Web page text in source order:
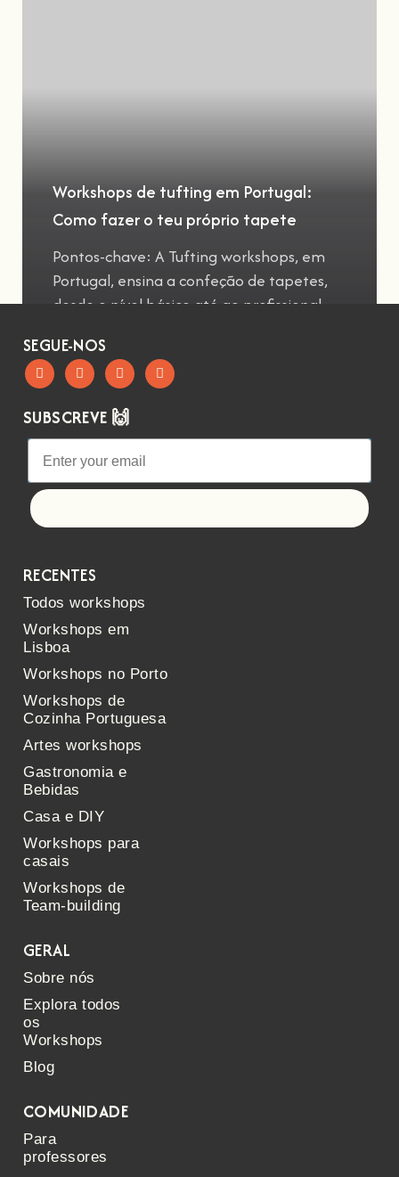
Workshops de tufting em Portugal:
Como fazer o teu próprio tapete
Pontos-chave: A Tufting workshops, em
Portugal, ensina a confeção de tapetes,
desde o nível básico até ao profissional
SEGUE-NOS
SUBSCREVE 🙌
RECENTES
Todos workshops
Workshops em
Lisboa
Workshops no Porto
Workshops de
Cozinha Portuguesa
Artes workshops
Gastronomia e
Bebidas
Casa e DIY
Workshops para
casais
Workshops de
Team-building
GERAL
Sobre nós
Explora todos
os
Workshops
Blog
COMUNIDADE
Para
professores